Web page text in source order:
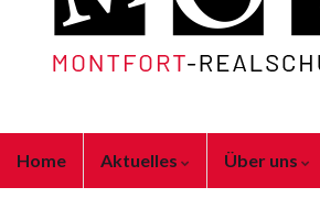
Home Aktuelles Über uns